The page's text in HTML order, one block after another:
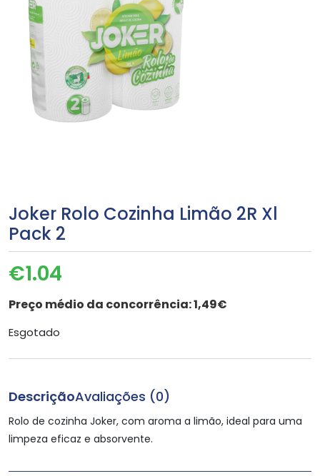
Joker Rolo Cozinha Limão 2R Xl
Pack 2
€1.04
Preço médio da concorrência:1,49€
Esgotado
DescriçãoAvaliações (0)
Rolo de cozinha Joker, com aroma a limão, ideal para uma
limpeza eficaz e absorvente.